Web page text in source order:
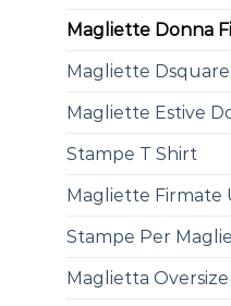
Magliette Donna
Magliette
Magliette Estive
Stampe T Shirt
Magliette Firmate
Stampe Per
Maglietta